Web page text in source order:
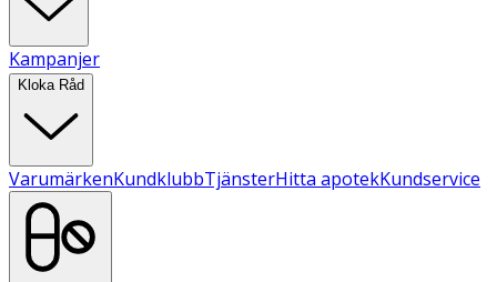
Kampanjer
Kloka Råd
VarumärkenKundklubbTjänsterHitta apotekKundservice